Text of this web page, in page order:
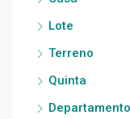
Lote
Terreno
Quinta
Departamento